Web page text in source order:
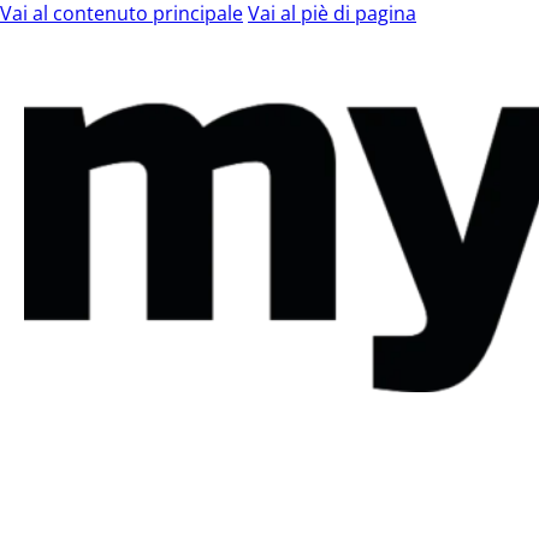
Vai al contenuto principaleVai al piè di pagina